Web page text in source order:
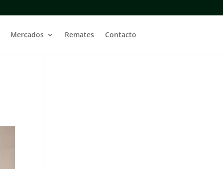
Mercados Remates Contacto